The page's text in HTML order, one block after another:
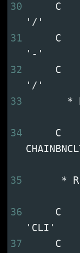
30
C
31
C
32
C
33
*
34
C
35 *
36
C
37
C